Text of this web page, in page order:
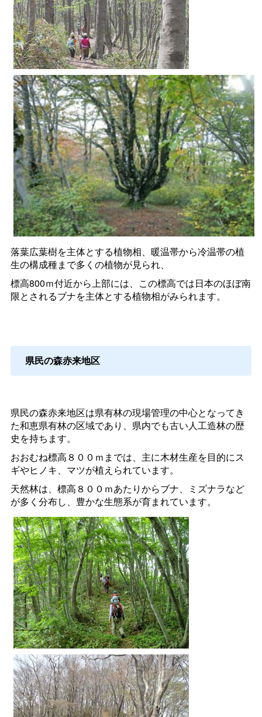
落葉広葉樹を主体とする植物相、暖温帯から冷温帯の植
生の構成種まで多くの植物が見られ、
標高800ｍ付近から上部には、この標高では日本のほぼ南
限とされるブナを主体とする植物相がみられます。
県民の森赤来地区
県民の森赤来地区は県有林の現場管理の中心となってき
た和恵県有林の区域であり、県内でも古い人工造林の歴
史を持ちます。
おおむね標高８００ｍまでは、主に木材生産を目的にス
ギやヒノキ、マツが植えられています。
天然林は、標高８００ｍあたりからブナ、ミズナラなど
が多く分布し、豊かな生態系が育まれています。